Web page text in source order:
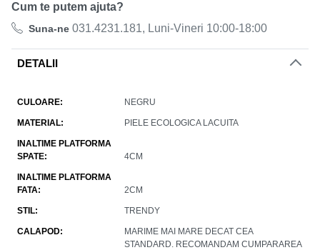
Cum te putem ajuta?
Suna-ne 031.4231.181, Luni-Vineri 10:00-18:00
DETALII
CULOARE NEGRU
MATERIAL PIELE ECOLOGICA LACUITA
INALTIME PLATFORMA
SPATE
4CM
INALTIME PLATFORMA
FATA
2CM
STIL TRENDY
CALAPOD
MARIME MAI MARE DECAT CEA
STANDARD. RECOMANDAM CUMPARAREA